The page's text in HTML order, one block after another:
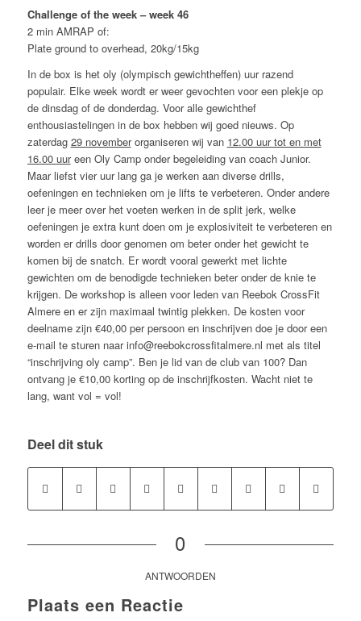
Challenge of the week – week 46
2 min AMRAP of:
Plate ground to overhead, 20kg/15kg
In de box is het oly (olympisch gewichtheffen) uur razend
populair. Elke week wordt er weer gevochten voor een plekje op
de dinsdag of de donderdag. Voor alle gewichthef
enthousiastelingen in de box hebben wij goed nieuws. Op
zaterdag 29 novemberorganiseren wij van 12.00 uur tot en met
16.00 uureen Oly Camp onder begeleiding van coach Junior.
Maar liefst vier uur lang ga je werken aan diverse drills,
oefeningen en technieken om je lifts te verbeteren. Onder andere
leer je meer over het voeten werken in de split jerk, welke
oefeningen je extra kunt doen om je explosiviteit te verbeteren en
worden er drills door genomen om beter onder het gewicht te
komen bij de snatch. Er wordt vooral gewerkt met lichte
gewichten om de benodigde technieken beter onder de knie te
krijgen. De workshop is alleen voor leden van Reebok CrossFit
Almere en er zijn maximaal twintig plekken. De kosten voor
deelname zijn €40,00 per persoon en inschrijven doe je door een
e-mail te sturen naar info@reebokcrossfitalmere.nl met als titel
“inschrijving oly camp”. Ben je lid van de club van 100? Dan
ontvang je €10,00 korting op de inschrijfkosten. Wacht niet te
lang, want vol = vol!
Deel dit stuk
0
ANTWOORDEN
Plaats een Reactie